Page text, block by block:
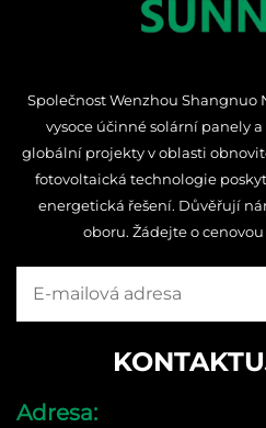
Společnost Wenzhou Shangnuo
vysoce účinné solární panely
globální projekty v oblasti
fotovoltaická technologie
energetická řešení. Důvěřují
oboru. Žádejte o
Adresa: